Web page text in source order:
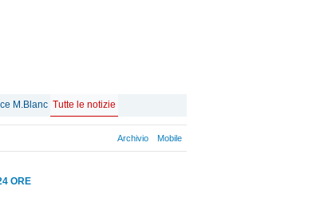
M.Blanc Tutte le notizie
Archivio Mobile
ORE